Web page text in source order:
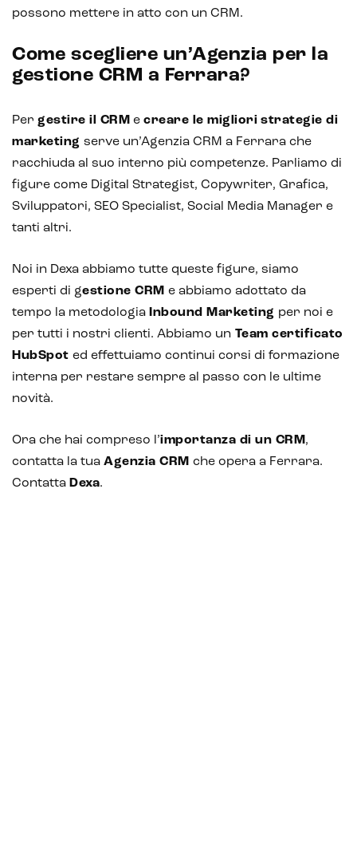
possono mettere in atto con un CRM.
Come scegliere un’Agenzia per la
gestione CRM a Ferrara?
Per gestire il CRM e creare le migliori strategie di
marketing serve un’Agenzia CRM a Ferrara che
racchiuda al suo interno più competenze. Parliamo di
figure come Digital Strategist, Copywriter, Grafica,
Sviluppatori, SEO Specialist, Social Media Manager e
tanti altri.
Noi in Dexa abbiamo tutte queste figure, siamo
esperti di gestione CRM e abbiamo adottato da
tempo la metodologia Inbound Marketing per noi e
per tutti i nostri clienti. Abbiamo un Team certificato
HubSpot ed effettuiamo continui corsi di formazione
interna per restare sempre al passo con le ultime
novità.
Ora che hai compreso l’importanza di un CRM ,
contatta la tua Agenzia CRM che opera a Ferrara.
Contatta Dexa.